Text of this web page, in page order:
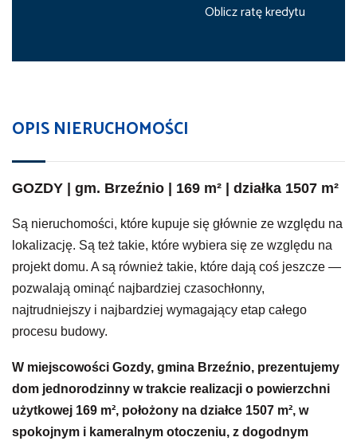
Oblicz ratę kredytu
OPIS NIERUCHOMOŚCI
GOZDY | gm. Brzeźnio | 169 m² | działka 1507 m²
Są nieruchomości, które kupuje się głównie ze względu na
lokalizację. Są też takie, które wybiera się ze względu na
projekt domu. A są również takie, które dają coś jeszcze —
pozwalają ominąć najbardziej czasochłonny,
najtrudniejszy i najbardziej wymagający etap całego
procesu budowy.
W miejscowości Gozdy, gmina Brzeźnio, prezentujemy
dom jednorodzinny w trakcie realizacji o powierzchni
użytkowej 169 m², położony na działce 1507 m², w
spokojnym i kameralnym otoczeniu, z dogodnym